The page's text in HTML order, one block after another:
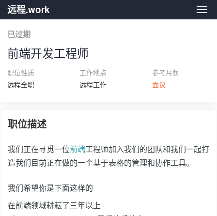
远
远程.work
已过期
前端开发工程师
职位性质
远程全职
工作地点
远程工作
参考月薪
面议
职位描述
我们正在寻觅一位前端工程师加入我们的团队和我们一起打
造我们目前正在做的一个基于表格的管理和协作工具。
我们希望你是下面这样的
在前端领域耕耘了三年以上